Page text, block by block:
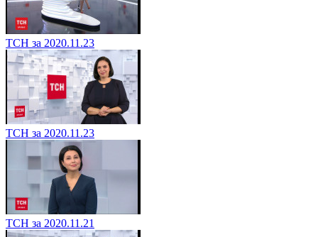
ТСН за 2020.11.23
ТСН за 2020.11.23
ТСН за 2020.11.21